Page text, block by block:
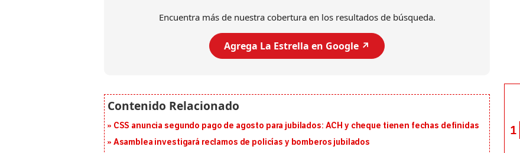
Encuentra más de nuestra cobertura en los resultados de búsqueda.
Agrega La Estrella en Google ↗️
CSS anuncia segundo pago de agosto para jubilados: ACH y cheque tienen fechas definidas
Asamblea investigará reclamos de policías y bomberos jubilados
1